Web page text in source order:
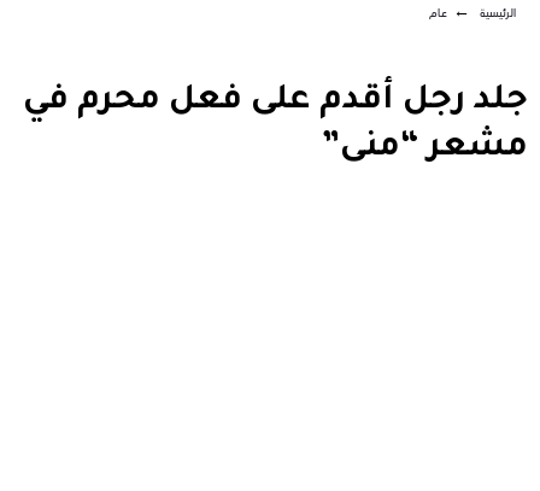
الرئيسية ← عام
جلد رجل أقدم على فعل محرم في
مشعر “منى”